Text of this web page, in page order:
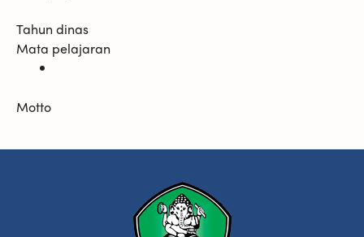
Tahun dinas
Mata pelajaran
Motto